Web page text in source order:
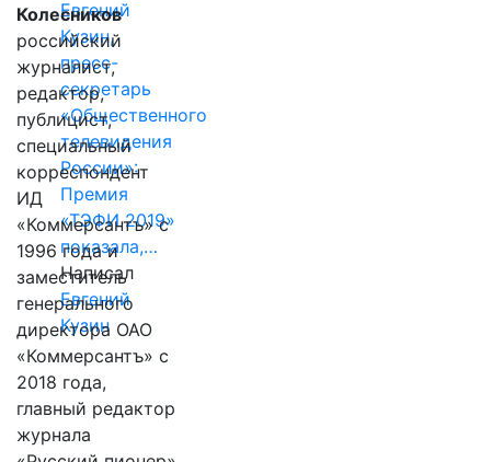
Евгений
Кузин,
пресс-
секретарь
«Общественного
телевидения
России»:
Премия
«ТЭФИ 2019»
показала,…
Написал
Евгений
Кузин
Колесников
российский
журналист,
редактор,
публицист,
специальный
корреспондент
ИД
«Коммерсантъ» с
1996 года и
заместитель
генерального
директора ОАО
«Коммерсантъ» с
2018 года,
главный редактор
журнала